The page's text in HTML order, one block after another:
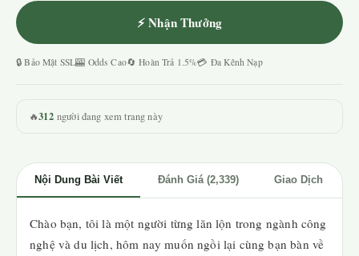
⚡ Nhận Thưởng
🔒 Bảo Mật SSL🎰 Odds Cao🔄 Hoàn Trả 1.5%💳 Đa Kênh Nạp
🔥312người đang xem trang này
Nội Dung Bài Viết Đánh Giá (2,339) Giao Dịch
Chào bạn, tôi là một người từng lăn lộn trong ngành công
nghệ và du lịch, hôm nay muốn ngồi lại cùng bạn bàn về